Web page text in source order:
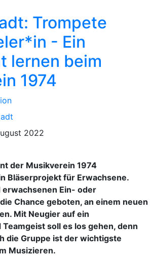
Trompete
- Ein
lernen beim
1974
2022
der Musikverein 1974
Bläserprojekt für Erwachsene.
erwachsenen Ein- oder
Chance geboten, an einem neuen
Mit Neugier auf ein
soll es los gehen, denn
die Gruppe ist der wichtigste
Musizieren.